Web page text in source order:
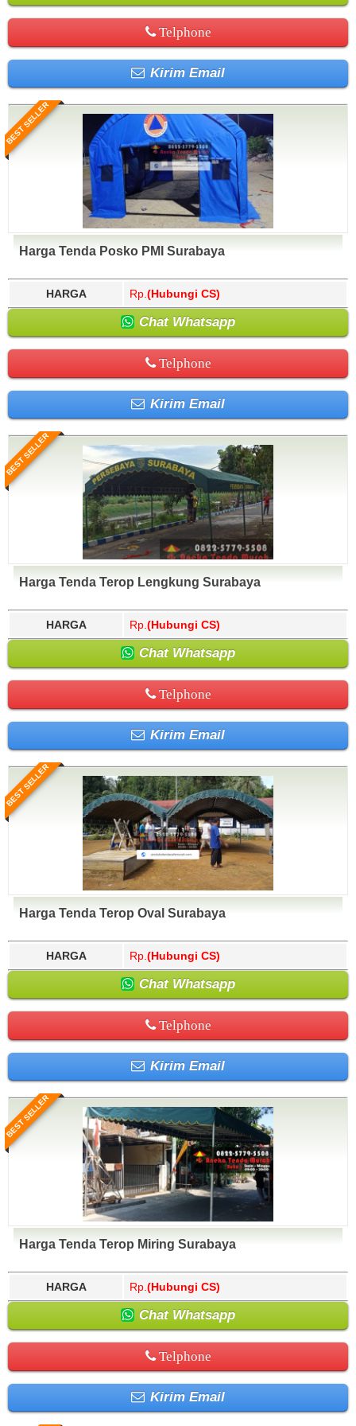
Telphone
Kirim Email
BEST SELLER
Harga Tenda Posko PMI Surabaya
HARGA Rp. (Hubungi CS)
Chat Whatsapp
Telphone
Kirim Email
BEST SELLER
Harga Tenda Terop Lengkung Surabaya
HARGA Rp. (Hubungi CS)
Chat Whatsapp
Telphone
Kirim Email
BEST SELLER
Harga Tenda Terop Oval Surabaya
HARGA Rp. (Hubungi CS)
Chat Whatsapp
Telphone
Kirim Email
BEST SELLER
Harga Tenda Terop Miring Surabaya
HARGA Rp. (Hubungi CS)
Chat Whatsapp
Telphone
Kirim Email